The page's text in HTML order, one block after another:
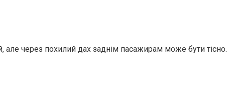
але через похилий дах заднім пасажирам може бути тісно.